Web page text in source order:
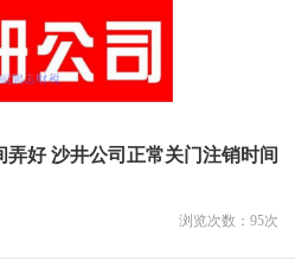
好 沙井公司正常关门注销时间
浏览次数： 95次